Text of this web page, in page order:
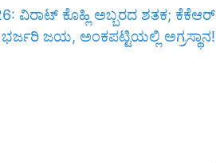
ವಿರಾಟ್ ಕೊಹ್ಲಿ ಅಬ್ಬರದ ಶತಕ; ಕೆಕೆಆರ್
ಜಯ, ಅಂಕಪಟ್ಟಿಯಲ್ಲಿ ಅಗ್ರಸ್ಥಾನ!